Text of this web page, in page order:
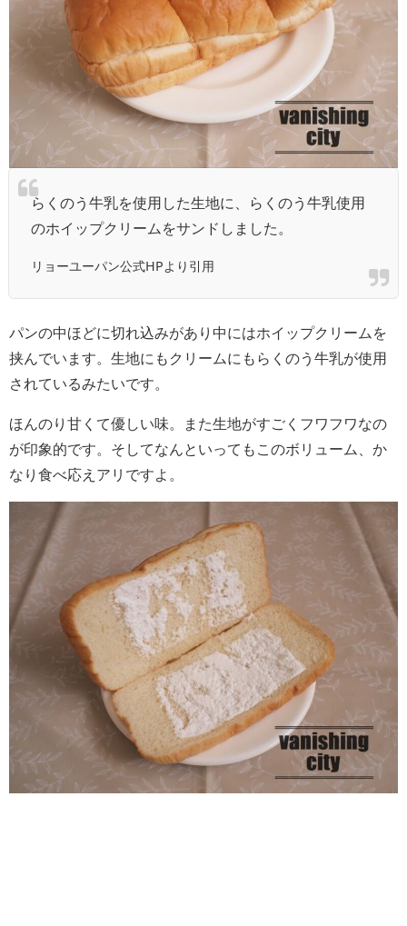
らくのう牛乳を使用した生地に、らくのう牛乳使用
のホイップクリームをサンドしました。
リョーユーパン公式HPより引用
パンの中ほどに切れ込みがあり中にはホイップクリームを
挟んでいます。生地にもクリームにもらくのう牛乳が使用
されているみたいです。
ほんのり甘くて優しい味。また生地がすごくフワフワなの
が印象的です。そしてなんといってもこのボリューム、か
なり食べ応えアリですよ。